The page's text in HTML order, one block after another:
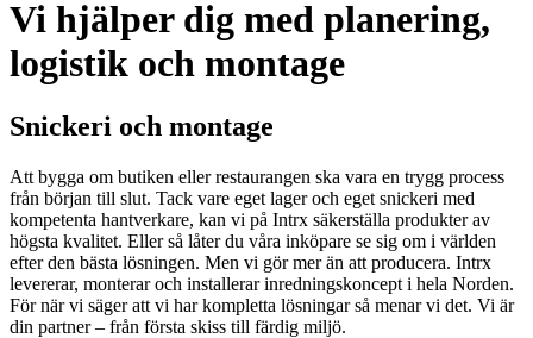
Vi hjälper dig med planering,
logistik och montage
Snickeri och montage
Att bygga om butiken eller restaurangen ska vara en trygg process
från början till slut. Tack vare eget lager och eget snickeri med
kompetenta hantverkare, kan vi på Intrx säkerställa produkter av
högsta kvalitet. Eller så låter du våra inköpare se sig om i världen
efter den bästa lösningen. Men vi gör mer än att producera. Intrx
levererar, monterar och installerar inredningskoncept i hela Norden.
För när vi säger att vi har kompletta lösningar så menar vi det. Vi är
din partner – från första skiss till färdig miljö.